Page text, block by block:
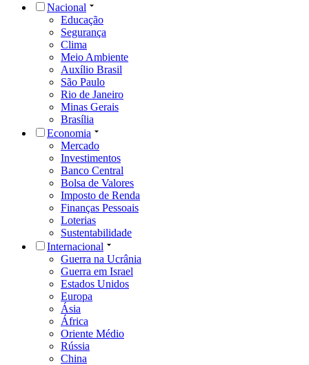
Nacional
Educação
Segurança
Clima
Meio Ambiente
Auxílio Brasil
São Paulo
Rio de Janeiro
Minas Gerais
Brasília
Economia
Mercado
Investimentos
Banco Central
Bolsa de Valores
Imposto de Renda
Finanças Pessoais
Loterias
Sustentabilidade
Internacional
Guerra na Ucrânia
Guerra em Israel
Estados Unidos
Europa
Ásia
África
Oriente Médio
Rússia
China